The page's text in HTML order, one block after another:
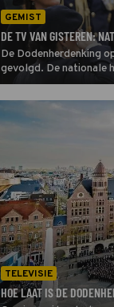
GEMIST
DE TV VAN GISTEREN:
De Dodenherdenking
gevolgd. De nationale
TELEVISIE
HOE LAAT IS DE